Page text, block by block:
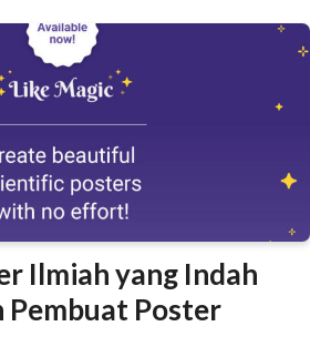
Ilmiah yang Indah
Pembuat Poster